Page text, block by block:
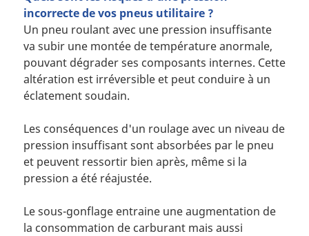
incorrecte de vos pneus utilitaire ?
Un pneu roulant avec une pression insuffisante
va subir une montée de température anormale,
pouvant dégrader ses composants internes. Cette
altération est irréversible et peut conduire à un
éclatement soudain.
Les conséquences d'un roulage avec un niveau de
pression insuffisant sont absorbées par le pneu
et peuvent ressortir bien après, même si la
pression a été réajustée.
Le sous-gonflage entraine une augmentation de
la consommation de carburant mais aussi